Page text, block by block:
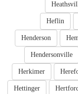
Heflin
Henderson
Hendersonville
Herkimer
Hettinger